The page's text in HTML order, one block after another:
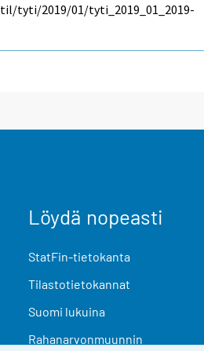
tyti/2019/01/tyti_2019_01_2019-
Löydä nopeasti
StatFin-tietokanta
Tilastotietokannat
Suomi lukuina
Rahanarvonmuunnin